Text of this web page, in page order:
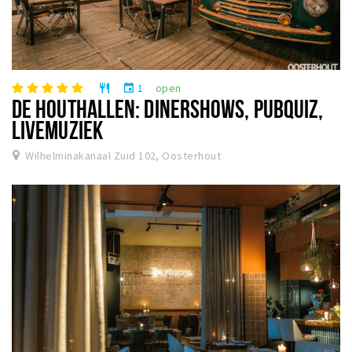
restaurant event 1 open
DE HOUTHALLEN: DINERSHOWS, PUBQUIZ,
LIVEMUZIEK
Wilhelminakanaal Zuid 102, Oosterhout